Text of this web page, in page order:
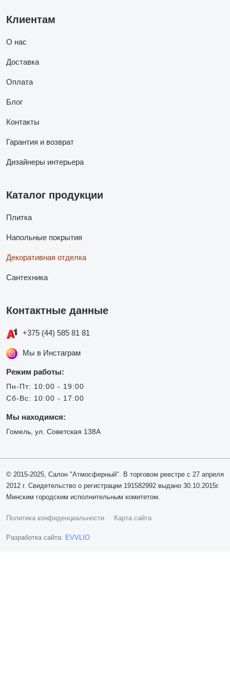
Клиентам
О нас
Доставка
Оплата
Блог
Контакты
Гарантия и возврат
Дизайнеры интерьера
Каталог продукции
Плитка
Напольные покрытия
Декоративная отделка
Сантехника
Контактные данные
+375 (44) 585 81 81
Мы в Инстаграм
Режим работы:
Пн-Пт: 10:00 - 19:00
Сб-Вс: 10:00 - 17:00
Мы находимся:
Гомель, ул. Советская 138А
© 2015-2025, Салон "Атмосферный". В торговом реестре с 27 апреля
2012 г. Свидетельство о регистрации 191582992 выдано 30.10.2015г.
Минским городским исполнительным комитетом.
Политика конфиденциальности Карта сайта
Разработка сайта: EVVLIO